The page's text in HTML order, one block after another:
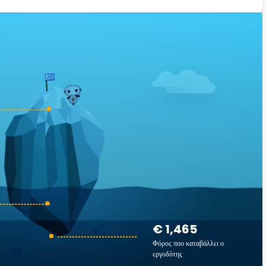
€ 1,465
Φόρος που καταβάλλει ο
εργοδότης